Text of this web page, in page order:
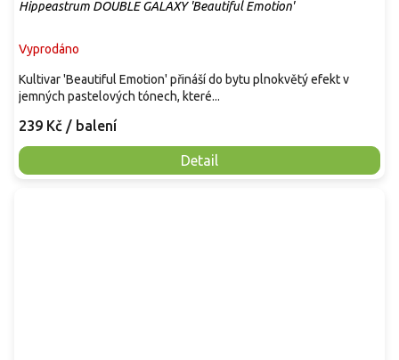
Hippeastrum DOUBLE GALAXY 'Beautiful Emotion'
Vyprodáno
239 Kč / balení
Detail
Kultivar 'Beautiful Emotion' přináší do bytu plnokvětý efekt v
jemných pastelových tónech, které...